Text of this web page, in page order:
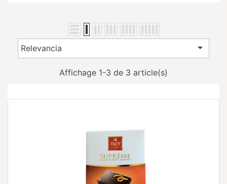
Relevancia 
Affichage 1-3 de 3 article(s)